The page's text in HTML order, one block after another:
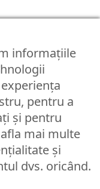
informațiile
pentru a
și pentru
mai multe
și
dvs. oricând.